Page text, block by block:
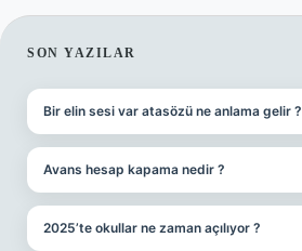
SIDEBAR
SON YAZILAR
Bir elin sesi var atasözü ne anlama gelir ?
Avans hesap kapama nedir ?
2025’te okullar ne zaman açılıyor ?